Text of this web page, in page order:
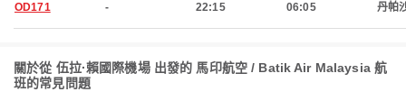
OD171 - 22:15 06:05 丹帕
關於從 伍拉·賴國際機場 出發的 馬印航空 / Batik Air Malaysia 航
班的常見問題